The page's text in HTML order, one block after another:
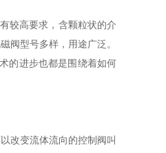
较高要求，含颗粒状的介
阀型号多样，用途广泛。
的进步也都是围绕着如何
改变流体流向的控制阀叫